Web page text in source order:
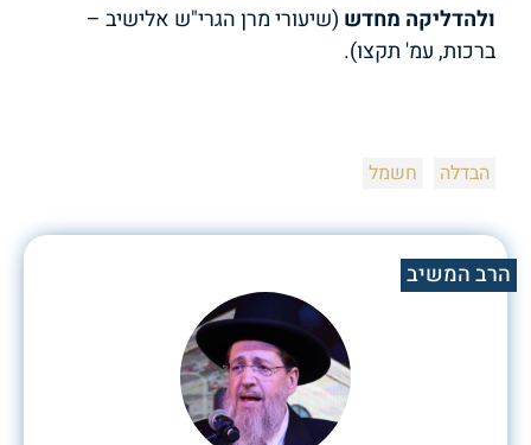
ולהדליקה מחדש (שיעורי מרן הגרי"ש אלישיב –
ברכות, עמ' תקצו).
הבדלה חשמל
הרב המשיב